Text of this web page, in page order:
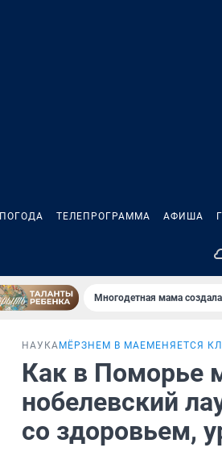
ПОГОДА ТЕЛЕПРОГРАММА АФИША
Многодетная мама
НАУКА МЁРЗНЕМ В МАЕ МЕНЯЕТСЯ
Как в Поморье
нобелевский
со здоровьем,